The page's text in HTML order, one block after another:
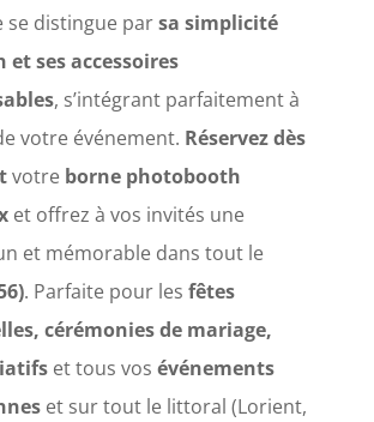
se distingue parsa simplicité
ses accessoires
, s’intégrant parfaitement à
votre événement. Réservez dès
votre borne photobooth
et offrez à vos invités une
et mémorable dans tout le
. Parfaite pour les fêtes
cérémonies de mariage,
et tous vos événements
et sur tout le littoral (Lorient,